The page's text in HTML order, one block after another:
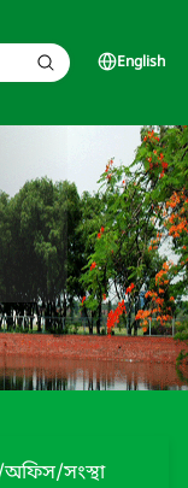
English
অফিস/সংস্থা